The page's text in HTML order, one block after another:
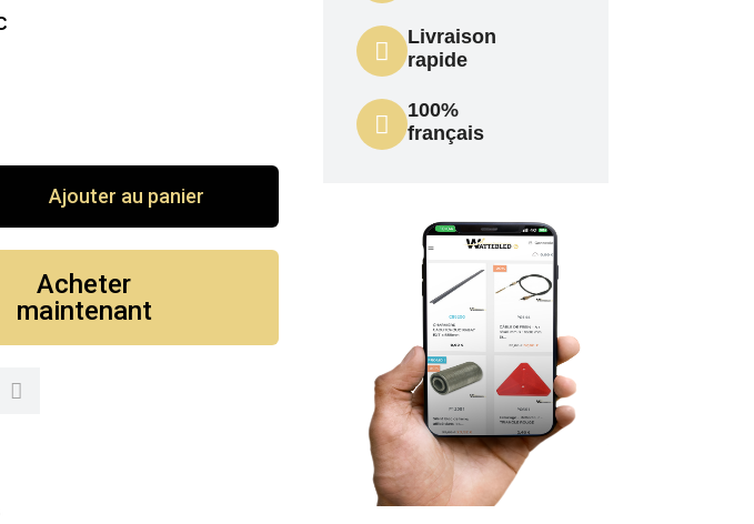
Ajouter au panier
Acheter
maintenant
Livraison
rapide
100%
français